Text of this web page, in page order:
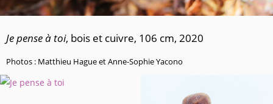
Je pense à toi, bois et cuivre, 106 cm, 2020
Photos : Matthieu Hague et Anne-Sophie Yacono